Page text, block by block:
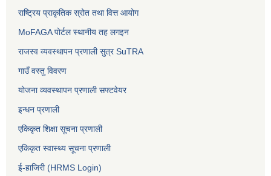
राष्ट्रिय प्राकृतिक स्रोत तथा वित्त आयोग
MoFAGA पोर्टल स्थानीय तह लगइन
राजस्व व्यवस्थापन प्रणाली सुत्र SuTRA
गाउँ वस्तु विवरण
योजना व्यवस्थापन प्रणाली सफ्टवेयर
इन्धन प्रणाली
एकिकृत शिक्षा सूचना प्रणाली
एकिकृत स्वास्थ्य सूचना प्रणाली
ई-हाजिरी (HRMS Login)